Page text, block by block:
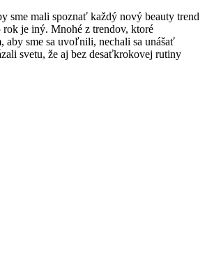
sme mali spoznať každý nový beauty trend
rok je iný. Mnohé z trendov, ktoré
aby sme sa uvoľnili, nechali sa unášať
svetu, že aj bez desaťkrokovej rutiny